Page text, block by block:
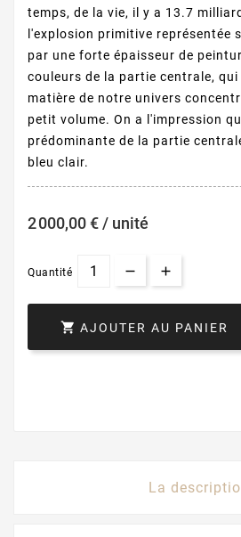
temps, de la vie, il y a 13.7
l'explosion primitive représentée
par une forte épaisseur de
couleurs de la partie centrale,
matière de notre univers
petit volume. On a l'impression
prédominante de la partie
bleu clair.
2 000,00 € / unité
Quantité
 AJOUTER AU PANIER
La